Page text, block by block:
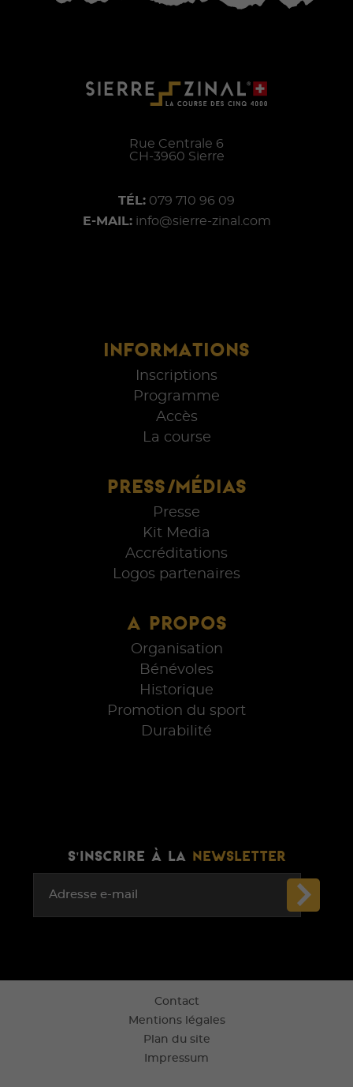
INFORMATIONS
Inscriptions
Programme
Accès
La course
PRESS/MÉDIAS
Presse
Kit Media
Accréditations
Logos partenaires
A PROPOS
Organisation
Bénévoles
Historique
Promotion du sport
Durabilité
Rue Centrale 6
CH-3960 Sierre
TÉL: 079 710 96 09
E-MAIL: info@sierre-zinal.com
S'INSCRIRE À LA NEWSLETTER
Adresse e-mail
Contact
Mentions légales
Plan du site
Impressum